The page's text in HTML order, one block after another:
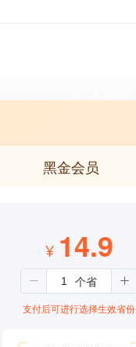
黑金会员
¥ 14.9
支付后可进行选择生效省份